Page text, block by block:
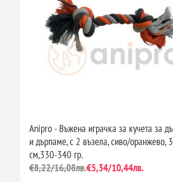
Anipro - Въжена играчка за кучета за
и дърпаме, с 2 възела, сиво/оранжево,
см,330-340 гр.
€8,22/16,08лв.€5,34/10,44лв.